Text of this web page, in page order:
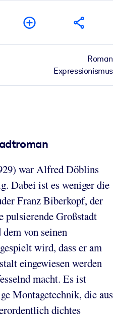
Roman
Expressionismus
war Alfred Döblins
Dabei ist es weniger die
Franz Biberkopf, der
pulsierende Großstadt
von seinen
wird, dass er am
eingewiesen werden
macht. Es ist
Montagetechnik, die aus
dichtes